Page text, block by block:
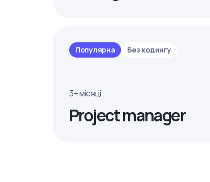
Популярна Без кодингу
3+ місяці
Project manager